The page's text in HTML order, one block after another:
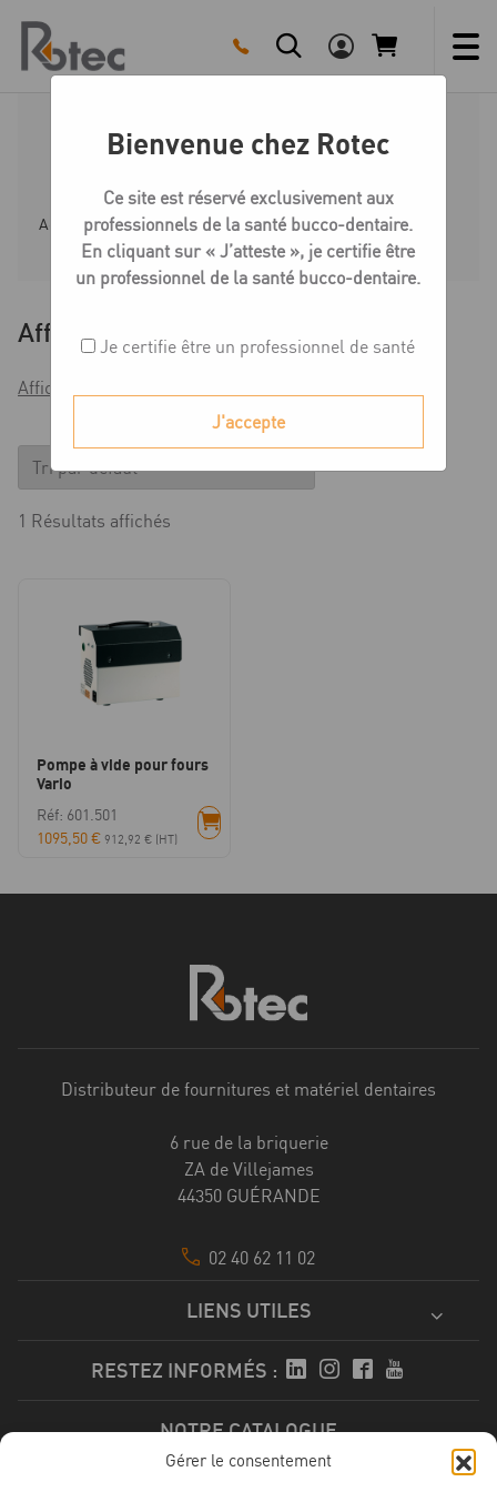
Gérer le consentement
content
Pompes à vide
Accueil Boutique Matériel Pompes à vide
Affiner
Afficher les filtres
1 Résultats affichés
Pompe à vide pour fours
Vario
Réf: 601.501
1095,50€ 912,92 € (HT)
Distributeur de fournitures et matériel dentaires
6 rue de la briquerie
ZA de Villejames
44350 GUÉRANDE
02 40 62 11 02
LIENS UTILES
RESTEZ INFORMÉS :
NOTRE CATALOGUE
Bienvenue chez Rotec
Ce site est réservé exclusivement aux
professionnels de la santé bucco-dentaire.
En cliquant sur « J’atteste », je certifie être
un professionnel de la santé bucco-dentaire.
Je certifie être un professionnel de santé
J'accepte